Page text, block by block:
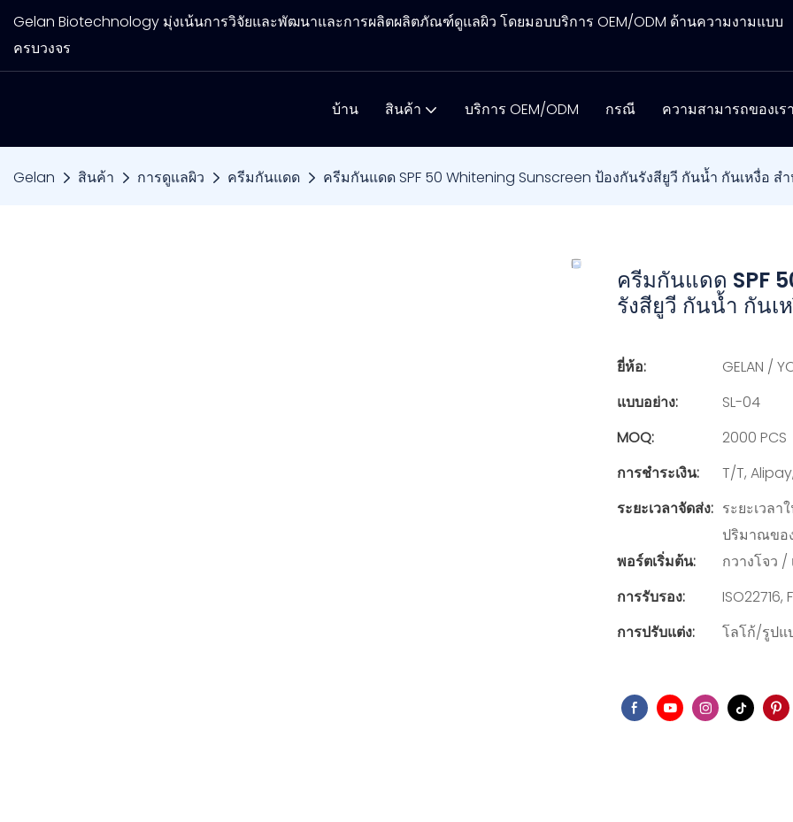
Gelan Biotechnology มุ่งเน้นการวิจัยและพัฒนาและการผลิตผลิตภัณฑ์ดูแลผิว โดยมอบบริการ OEM/ODM ด้านความงามแบบ
ครบวงจร
บ้าน สินค้า บริการ OEM/ODM กรณี ความสามารถของเรา
Gelan สินค้า การดูแลผิว ครีมกันแดด ครีมกันแดด SPF 50 Whitening Sunscreen ป้องกันรังสียูวี กันน้ำ กันเหงื่อ ส
ครีมกันแดด SPF
รังสียูวี กันน้ำ กันเ
ยี่ห้อ:
GELAN /
แบบอย่าง:
SL-04
MOQ:
2000 PCS
การชำระเงิน:
T/T,
ระยะเวลาจัดส่ง: ระยะเวล
ปริมาณข
พอร์ตเริ่มต้น:
กวางโจว /
การรับรอง:
ISO22716,
การปรับแต่ง:
โลโก้/รูปแ